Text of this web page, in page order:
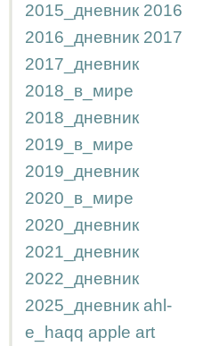
2015_дневник 2016
2016_дневник 2017
2017_дневник
2018_в_мире
2018_дневник
2019_в_мире
2019_дневник
2020_в_мире
2020_дневник
2021_дневник
2022_дневник
2025_дневник ahl-
e_haqq apple art